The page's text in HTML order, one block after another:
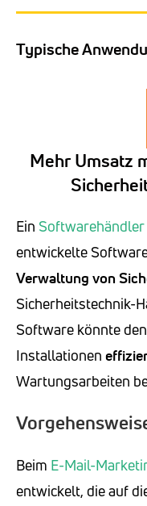
Typische
Mehr Umsatz
Ein Softwarehändler
entwickelte
Verwaltung von
Sicherheitstechnik-
Software könnte
Installationen
Wartungsarbeiten
Beim E-Mail-
entwickelt, die auf